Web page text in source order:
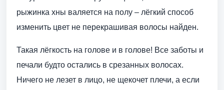
рыжинка хны валяется на полу – лёгкий способ
изменить цвет не перекрашивая волосы найден.
Такая лёгкость на голове и в голове! Все заботы и
печали будто остались в срезанных волосах.
Ничего не лезет в лицо, не щекочет плечи, а если